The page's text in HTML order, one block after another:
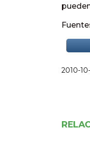
2010-